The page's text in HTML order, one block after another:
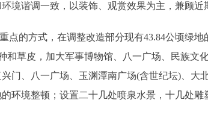
谐调一致，以装饰、观赏效果为主，兼顾近
的方式，在调整改造部分现有43.84公顷绿地
和草皮，加大军事博物馆、八一广场、民族文
门、八一广场、玉渊潭南广场(含世纪坛)、大
环境整顿；设置二十几处喷泉水景，十几处雕